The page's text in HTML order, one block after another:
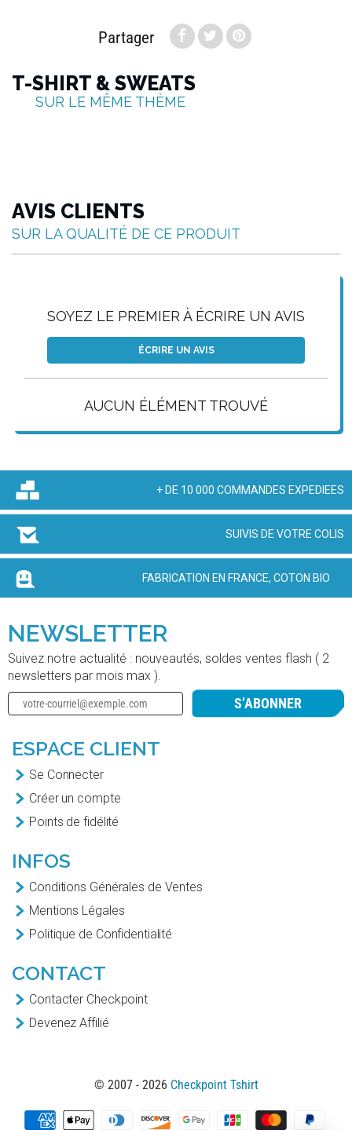
Partager
T-SHIRT & SWEATS
SUR LE MÊME THÈME
AVIS CLIENTS
SUR LA QUALITÉ DE CE PRODUIT
SOYEZ LE PREMIER À ÉCRIRE UN AVIS
ÉCRIRE UN AVIS
AUCUN ÉLÉMENT TROUVÉ
+ DE 10 000 COMMANDES EXPEDIEES
SUIVIS DE VOTRE COLIS
FABRICATION EN FRANCE, COTON BIO
NEWSLETTER
Suivez notre actualité : nouveautés, soldes ventes flash ( 2
newsletters par mois max ).
S’ABONNER
ESPACE CLIENT
Se Connecter
Créer un compte
Points de fidélité
INFOS
Conditions Générales de Ventes
Mentions Légales
Politique de Confidentialité
CONTACT
Contacter Checkpoint
Devenez Affilié
© 2007 - 2026 Checkpoint Tshirt